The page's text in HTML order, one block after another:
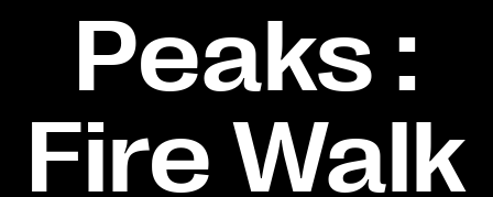
Peaks :
Fire Walk